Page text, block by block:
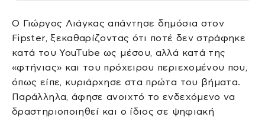
Ο Γιώργος Λιάγκας απάντησε δημόσια στον
Fipster, ξεκαθαρίζοντας ότι ποτέ δεν στράφηκε
κατά του YouTube ως μέσου, αλλά κατά της
«φτήνιας» και του πρόχειρου περιεχομένου που,
όπως είπε, κυριάρχησε στα πρώτα του βήματα.
Παράλληλα, άφησε ανοιχτό το ενδεχόμενο να
δραστηριοποιηθεί και ο ίδιος σε ψηφιακή